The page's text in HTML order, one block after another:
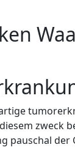
zweck
pauschal